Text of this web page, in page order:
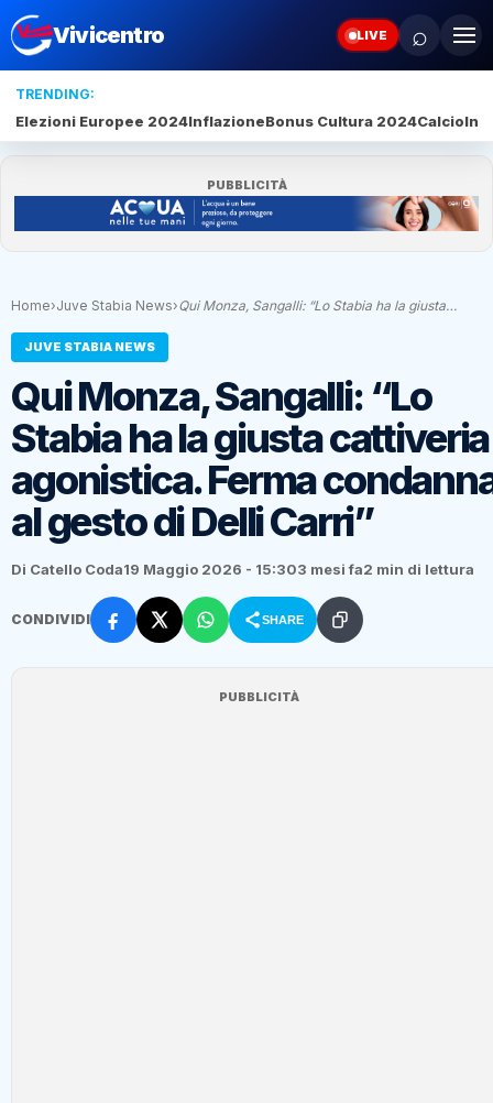
Vivicentro LIVE ⌕
TRENDING:
Elezioni Europee 2024InflazioneBonus Cultura 2024Calcio
PUBBLICITÀ
Home›Juve Stabia News›Qui Monza, Sangalli: “Lo Stabia ha la giusta…
JUVE STABIA NEWS
Qui Monza, Sangalli: “Lo
Stabia ha la giusta cattiveria
agonistica. Ferma
al gesto di Delli Carri”
Di Catello Coda19 Maggio 2026 - 15:303 mesi fa2 min di lettura
CONDIVIDI SHARE
PUBBLICITÀ